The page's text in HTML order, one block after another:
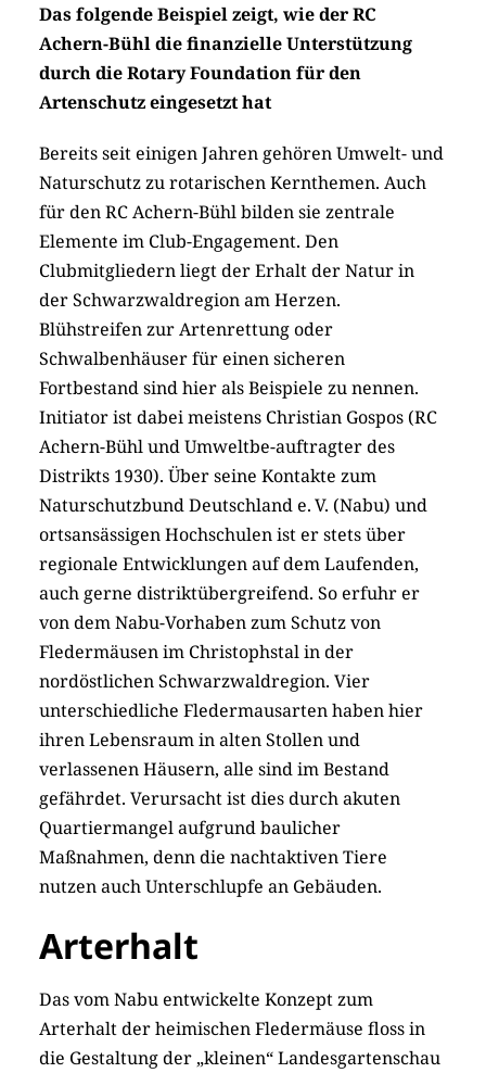
Das folgende Beispiel zeigt, wie der RC
Achern-Bühl die finanzielle Unterstützung
durch die Rotary Foundation für den
Artenschutz eingesetzt hat
Bereits seit einigen Jahren gehören Umwelt- und
Naturschutz zu rotarischen Kernthemen. Auch
für den RC Achern-Bühl bilden sie zentrale
Elemente im Club-Engagement. Den
Clubmitgliedern liegt der Erhalt der Natur in
der Schwarzwaldregion am Herzen.
Blühstreifen zur Artenrettung oder
Schwalbenhäuser für einen sicheren
Fortbestand sind hier als Beispiele zu nennen.
Initiator ist dabei meistens Christian Gospos (RC
Achern-Bühl und Umweltbe-auftragter des
Distrikts 1930). Über seine Kontakte zum
Naturschutzbund Deutschland e. V. (Nabu) und
ortsansässigen Hochschulen ist er stets über
regionale Entwicklungen auf dem Laufenden,
auch gerne distriktübergreifend. So erfuhr er
von dem Nabu-Vorhaben zum Schutz von
Fledermäusen im Christophstal in der
nordöstlichen Schwarzwaldregion. Vier
unterschiedliche Fledermausarten haben hier
ihren Lebensraum in alten Stollen und
verlassenen Häusern, alle sind im Bestand
gefährdet. Verursacht ist dies durch akuten
Quartiermangel aufgrund baulicher
Maßnahmen, denn die nachtaktiven Tiere
nutzen auch Unterschlupfe an Gebäuden.
Arterhalt
Das vom Nabu entwickelte Konzept zum
Arterhalt der heimischen Fledermäuse floss in
die Gestaltung der „kleinen“ Landesgartenschau